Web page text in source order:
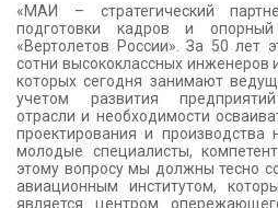
«МАИ – стратегический
подготовки кадров и
«Вертолетов России». За 50 лет
сотни высококлассных инженеров
которых сегодня занимают
учетом развития предприятий
отрасли и необходимости
проектирования и
молодые специалисты,
этому вопросу мы должны тесно
авиационным институтом,
является центром